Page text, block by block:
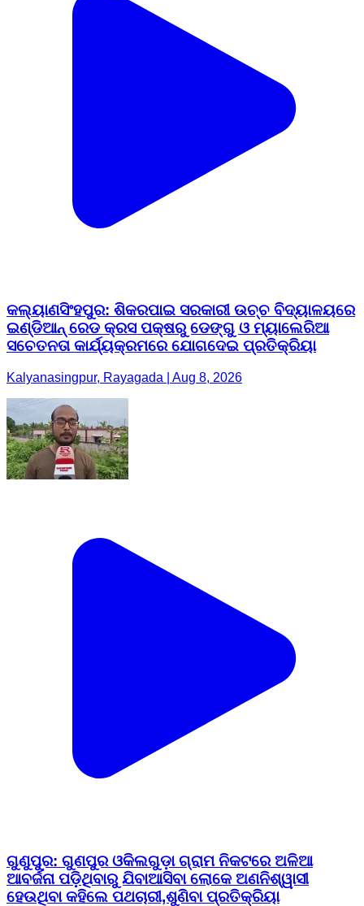
କଲ୍ୟାଣସିଂହପୁର: ଶିକରପାଇ ସରକାରୀ ଉଚ୍ଚ ବିଦ୍ୟାଳୟରେ
ଇଣ୍ଡିଆନ୍ ରେଡ କ୍ରସ ପକ୍ଷରୁ ଡେଙ୍ଗୁ ଓ ମ୍ୟାଲେରିଆ
ସଚେତନତା କାର୍ଯ୍ୟକ୍ରମରେ ଯୋଗଦେଇ ପ୍ରତିକ୍ରିୟା
Kalyanasingpur, Rayagada | Aug 8, 2026
ଗୁଣୁପୁର: ଗୁଣପୁର ଓକିଲଗୁଡ଼ା ଗ୍ରାମ ନିକଟରେ ଅଳିଆ
ଆବର୍ଜନା ପଡ଼ିଥିବାରୁ ଯିବାଆସିବା ଲୋକେ ଅଣନିଶ୍ୱାସୀ
ହେଉଥିବା କହିଲେ ପଥଚାରୀ,ଶୁଣିବା ପ୍ରତିକ୍ରିୟା